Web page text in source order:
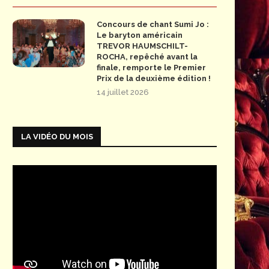
Concours de chant Sumi Jo :
Le baryton américain
TREVOR HAUMSCHILT-
ROCHA, repêché avant la
finale, remporte le Premier
Prix de la deuxième édition !
14 juillet 2026
LA VIDÉO DU MOIS